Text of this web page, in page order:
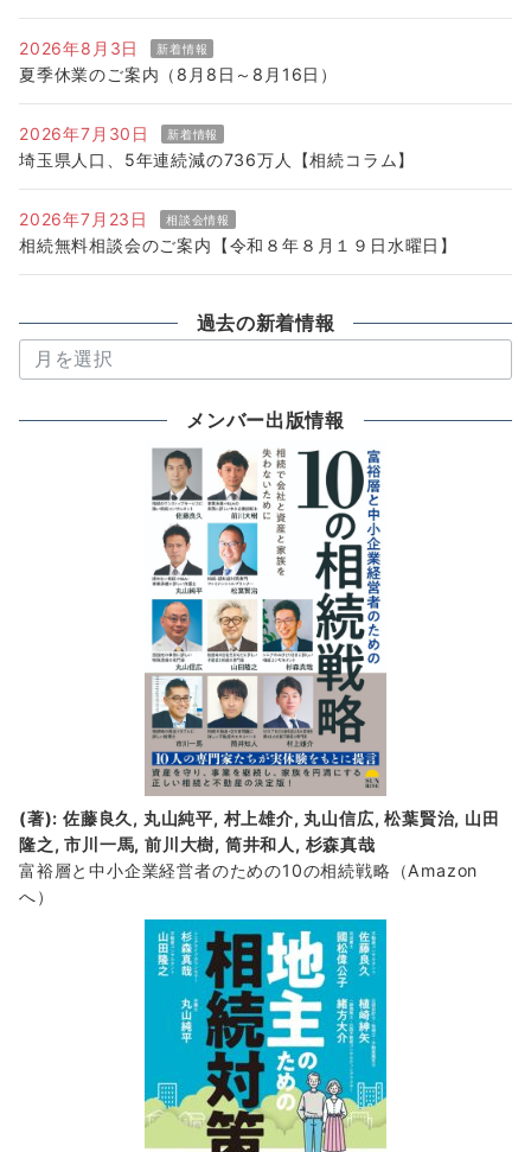
2026年8月3日 新着情報
夏季休業のご案内（8月8日～8月16日）
2026年7月30日 新着情報
埼玉県人口、5年連続減の736万人【相続コラム】
2026年7月23日 相談会情報
相続無料相談会のご案内【令和８年８月１９日水曜日】
過去の新着情報
去
メンバー出版情報
(著): 佐藤良久, 丸山純平, 村上雄介, 丸山信広, 松葉賢治, 山田
隆之, 市川一馬, 前川大樹, 筒井和人, 杉森真哉
富裕層と中小企業経営者のための10の相続戦略 （Amazon
へ）